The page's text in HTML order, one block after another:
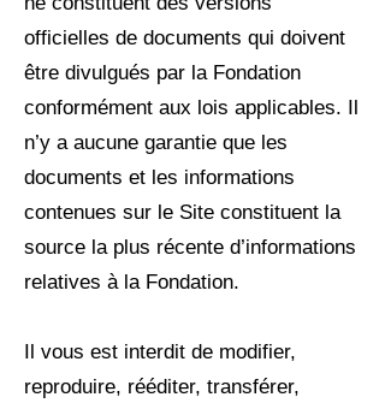
officielles de documents qui doivent
être divulgués par la Fondation
conformément aux lois applicables. Il
n’y a aucune garantie que les
documents et les informations
contenues sur le Site constituent la
source la plus récente d’informations
relatives à la Fondation.
Il vous est interdit de modifier,
reproduire, rééditer, transférer,